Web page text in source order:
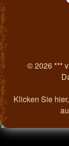
© 2026 ***
Klicken Sie